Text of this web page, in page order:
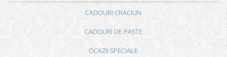
CADOURI CRACIUN
CADOURI DE PASTE
OCAZII SPECIALE